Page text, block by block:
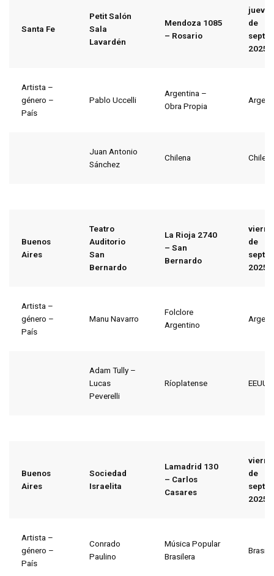
Santa Fe
Petit Salón
Sala
Lavardén
Mendoza 1085
– Rosario
de
2025
Artista –
género –
País
Pablo Uccelli
Argentina –
Obra Propia
Juan Antonio
Sánchez
Chilena Chile
Buenos
Aires
Teatro
Auditorio
San
Bernardo
La Rioja 2740
– San
Bernardo
de
2025
Artista –
género –
País
Manu Navarro
Folclore
Argentino
Adam Tully –
Lucas
Peverelli
Ríoplatense EEUU
Buenos
Aires
Sociedad
Israelita
Lamadrid 130
– Carlos
Casares
de
2025
Artista –
género –
País
Conrado
Paulino
Música Popular
Brasilera
Brasil